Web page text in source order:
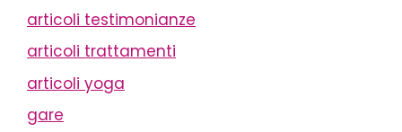
articoli testimonianze
articoli trattamenti
articoli yoga
gare